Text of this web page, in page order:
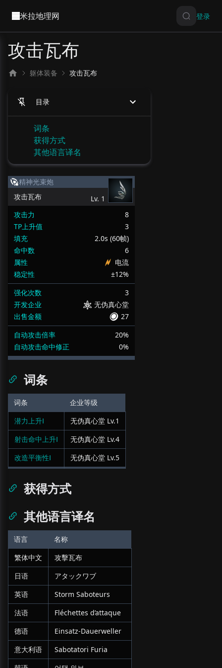
米拉地理网 登录
攻击瓦布
躯体装备 攻击瓦布
目录
词条
获得方式
其他语言译名
精神光束炮
攻击瓦布
Lv. 1
攻击力
8
TP上升值
3
填充
2.0s (60帧)
命中数
6
属性
电流
稳定性
±12%
强化次数
3
开发企业
无伪真心堂
出售金额
27
自动攻击倍率
20%
自动攻击命中修正
0%
词条
词条
企业等级
潜力上升Ⅰ
无伪真心堂 Lv.1
射击命中上升Ⅰ
无伪真心堂 Lv.4
改造平衡性Ⅰ
无伪真心堂 Lv.5
获得方式
其他语言译名
语言
名称
繁体中文
攻擊瓦布
日语
アタックワブ
英语
Storm Saboteurs
法语
Fléchettes d’attaque
德语
Einsatz-Dauerweller
意大利语
Sabotatori Furia